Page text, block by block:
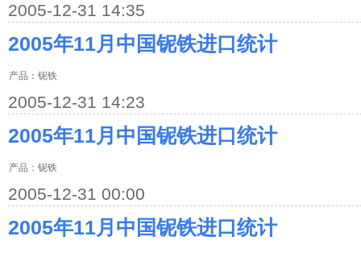
2005-12-31 14:35
2005年11月中国铌铁进口统计
产品：铌铁
2005-12-31 14:23
2005年11月中国铌铁进口统计
产品：铌铁
2005-12-31 00:00
2005年11月中国铌铁进口统计